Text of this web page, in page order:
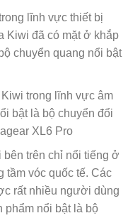
lĩnh vực thiết bị
Kiwi đã có mặt ở khắp
chuyển quang nổi bật
trong lĩnh vực âm
bật là bộ chuyển đổi
XL6 Pro
bên trên chỉ nổi tiếng ở
tầm vóc quốc tế. Các
rất nhiều người dùng
phẩm nổi bật là bộ